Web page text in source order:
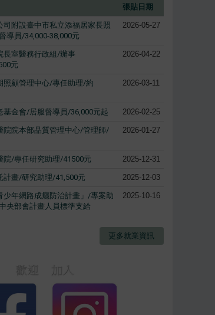
張貼日期
司附設臺中市私立添福居家長照
導員/34,000-38,000元
2026-05-27
長室醫務行政組/辦事
元
2026-04-22
照顧管理中心/專任助理/約
2026-03-11
基金會/居服督導員/36,000元起 2026-02-25
院院本部品質管理中心/管理師/
2026-01-27
院/專任研究助理/41500元 2025-12-31
計畫/研究助理/41,500元 2025-12-03
少年網路成癮防治計畫」/專案助
央部會計畫人員標準支給
2025-10-16
更多就業資訊